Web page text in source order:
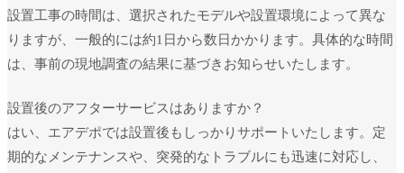
設置工事の時間は、選択されたモデルや設置環境によって異な
りますが、一般的には約1日から数日かかります。具体的な時間
は、事前の現地調査の結果に基づきお知らせいたします。
設置後のアフターサービスはありますか？
はい、エアデポでは設置後もしっかりサポートいたします。定
期的なメンテナンスや、突発的なトラブルにも迅速に対応し、